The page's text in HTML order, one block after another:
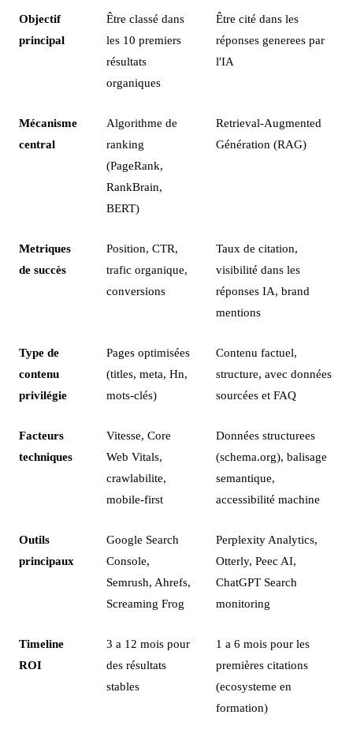
Objectif
principal
Être classé dans
les 10 premiers
résultats
organiques
Être cité dans les
réponses generees par
l'IA
Mécanisme
central
Algorithme de
ranking
(PageRank,
RankBrain,
BERT)
Retrieval-Augmented
Génération (RAG)
Metriques
de succès
Position, CTR,
trafic organique,
conversions
Taux de citation,
visibilité dans les
réponses IA, brand
mentions
Type de
contenu
privilégie
Pages optimisées
(titles, meta, Hn,
mots-clés)
Contenu factuel,
structure, avec données
sourcées et FAQ
Facteurs
techniques
Vitesse, Core
Web Vitals,
crawlabilite,
mobile-first
Données structurees
(schema.org), balisage
semantique,
accessibilité machine
Outils
principaux
Google Search
Console,
Semrush, Ahrefs,
Screaming Frog
Perplexity Analytics,
Otterly, Peec AI,
ChatGPT Search
monitoring
Timeline
ROI
3 a 12 mois pour
des résultats
stables
1 a 6 mois pour les
premières citations
(ecosysteme en
formation)